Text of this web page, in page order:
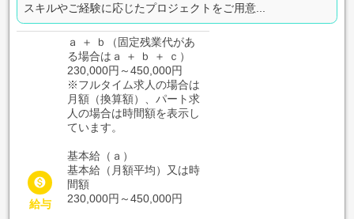
スキルやご経験に応じたプロジェクトをご用意...

給与
ａ ＋ ｂ（固定残業代があ
る場合はａ ＋ ｂ ＋ ｃ）
230,000円～450,000円
※フルタイム求人の場合は
月額（換算額）、パート求
人の場合は時間額を表示し
ています。
基本給（ａ）
基本給（月額平均）又は時
間額
230,000円～450,000円